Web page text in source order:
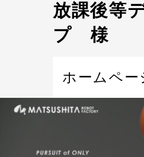
放課後等
プ 様
ホームペー